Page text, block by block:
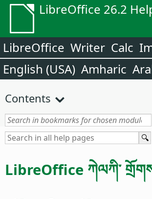
LibreOffice 26.2
LibreOffice Writer Calc
English (USA) Amharic
Contents
LibreOffice ཀེལཀི་